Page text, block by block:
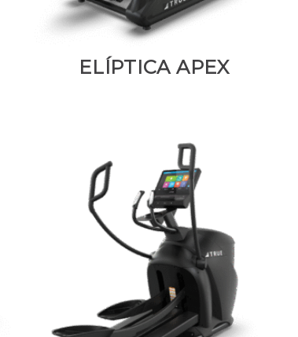
ELÍPTICA APEX